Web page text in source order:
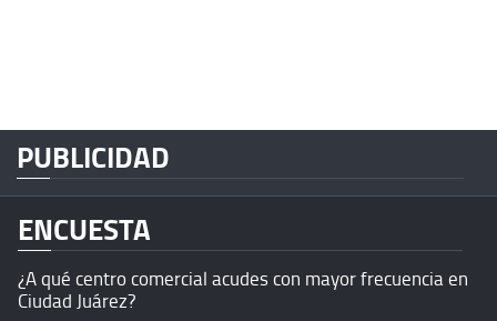
PUBLICIDAD
ENCUESTA
¿A qué centro comercial acudes con mayor frecuencia en
Ciudad Juárez?